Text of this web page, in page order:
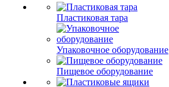
Пластиковая тара
Упаковочное оборудование
Пищевое оборудование